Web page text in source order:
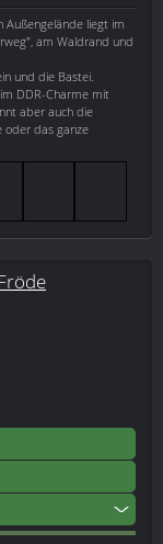
liegt im
am Waldrand und
und die Bastei.
DDR-Charme mit
aber auch die
oder das ganze